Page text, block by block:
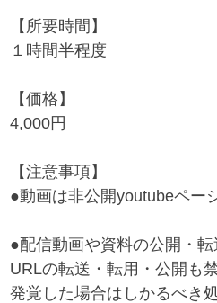
【所要時間】﻿
１時間半程度﻿
【価格】﻿
4,000円﻿
【注意事項】﻿
●動画は非公開youtubeペー
●配信動画や資料の公開・転
URLの転送・転用・公開も
発覚した場合はしかるべき